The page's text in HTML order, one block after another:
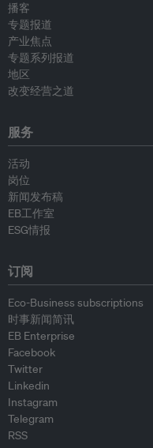
播客
专题报道
产业焦点
专题系列报道
地区
改变经营之道
服务
活动
岗位
新闻发布稿
EB工作室
ESG情报
订阅
Eco-Business subscriptions
时事新闻简讯
EB Enterprise
Facebook
Twitter
Linkedin
Instagram
Telegram
RSS